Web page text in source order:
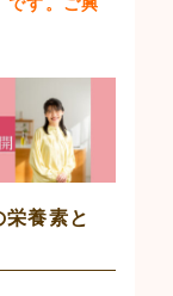
養素と